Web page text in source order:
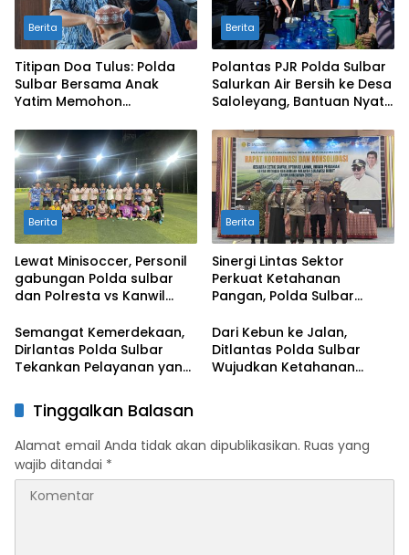
Berita
Titipan Doa Tulus: Polda
Sulbar Bersama Anak
Yatim Memohon
Negeri
Berita
Polantas PJR Polda Sulbar
Salurkan Air Bersih ke Desa
Saloleyang, Bantuan Nyata
Berita
Lewat Minisoccer, Personil
gabungan Polda sulbar
dan Polresta vs Kanwil
Ikatan Persaudaraan
Berita
Sinergi Lintas Sektor
Perkuat Ketahanan
Pangan, Polda Sulbar
Sawah dan Mitigasi
Kekeringan
Semangat Kemerdekaan,
Dirlantas Polda Sulbar
Tekankan Pelayanan yang
Menyentuh Hati
Dari Kebun ke Jalan,
Ditlantas Polda Sulbar
Wujudkan Ketahanan
Tinggalkan Balasan
Alamat email Anda tidak akan dipublikasikan. Ruas yang
wajib ditandai *